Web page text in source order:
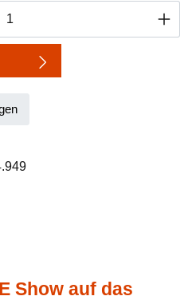
gewünschten
Show auf das